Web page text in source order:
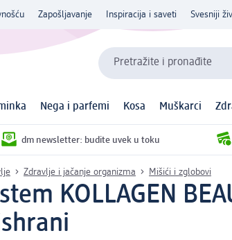
Zapošljavanje Inspiracija i saveti Svesniji
Pretražite i pronađite
Nega i parfemi Kosa Muškarci
dm newsletter: budite uvek u toku
Zdravlje i jačanje organizma Mišići i zglobovi
KOLLAGEN